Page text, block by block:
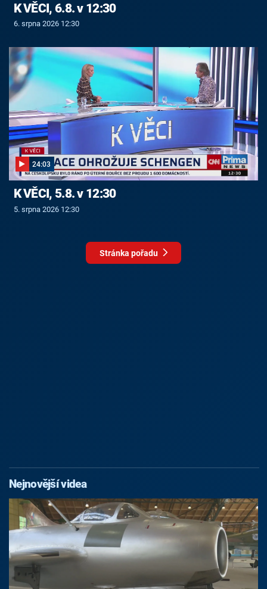
K VĚCI, 6.8. v 12:30
6. srpna 2026 12:30
24:03
K VĚCI, 5.8. v 12:30
5. srpna 2026 12:30
Stránka pořadu
Nejnovější videa